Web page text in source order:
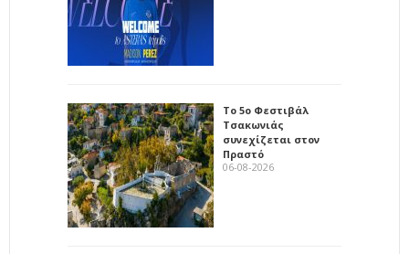
Το 5ο Φεστιβάλ
Τσακωνιάς
συνεχίζεται στον
Πραστό
06-08-2026